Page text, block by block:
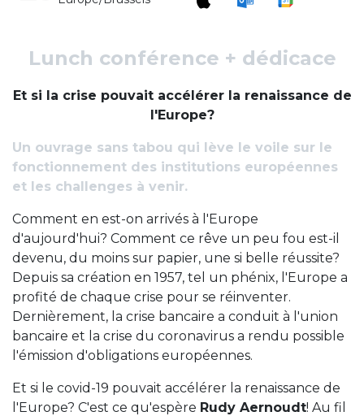
Lunch conférence + dédicace
Et si la crise pouvait accélérer la renaissance de
l'Europe?
Un ouvrage sans tabou qui lève le voile sur le
fonctionnement des institutions européennes
et les challenges à venir.
Comment en est-on arrivés à l'Europe
d'aujourd'hui? Comment ce rêve un peu fou est-il
devenu, du moins sur papier, une si belle réussite?
Depuis sa création en 1957, tel un phénix, l'Europe a
profité de chaque crise pour se réinventer.
Dernièrement, la crise bancaire a conduit à l'union
bancaire et la crise du coronavirus a rendu possible
l'émission d'obligations européennes.
Et si le covid-19 pouvait accélérer la renaissance de
l'Europe? C'est ce qu'espère Rudy Aernoudt! Au fil